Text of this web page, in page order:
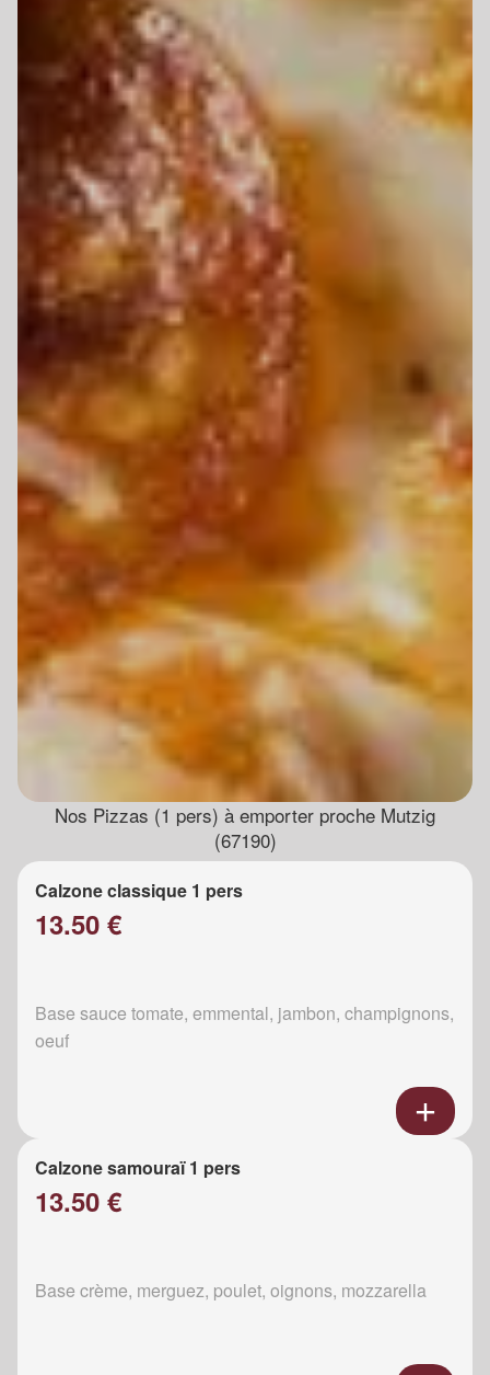
Nos Pizzas (1 pers) à emporter proche Mutzig
(67190)
Calzone classique 1 pers
13.50 €
Base sauce tomate, emmental, jambon, champignons,
oeuf
Calzone samouraï 1 pers
13.50 €
Base crème, merguez, poulet, oignons, mozzarella